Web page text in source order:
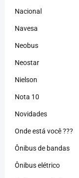
Nacional
Navesa
Neobus
Neostar
Nielson
Nota 10
Novidades
Onde está você ???
Ônibus de bandas
Ônibus elétrico